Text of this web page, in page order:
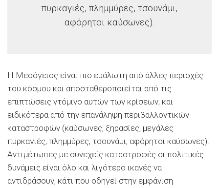
πυρκαγιές, πλημμύρες, τσουνάμι,
αφόρητοι καύσωνες).
Η Μεσόγειος είναι πιο ευάλωτη από άλλες περιοχές
του κόσμου και αποσταθεροποιείται από τις
επιπτώσεις ντόμινο αυτών των κρίσεων, και
ειδικότερα από την επανάληψη περιβαλλοντικών
καταστροφών (καύσωνες, ξηρασίες, μεγάλες
πυρκαγιές, πλημμύρες, τσουνάμι, αφόρητοι καύσωνες).
Αντιμέτωπες με συνεχείς καταστροφές οι πολιτικές
δυνάμεις είναι όλο και λιγότερο ικανές να
αντιδράσουν, κάτι που οδηγεί στην εμφάνιση